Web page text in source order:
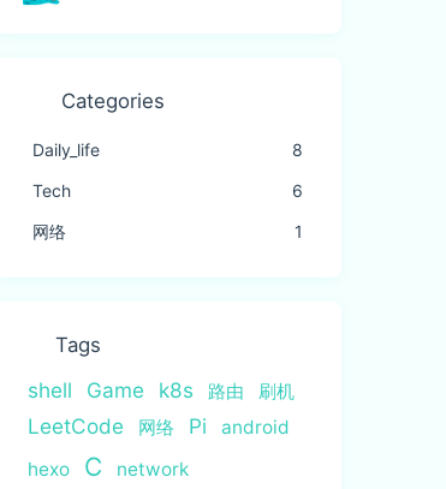
Categories
Daily_life
8
Tech
6
网络
1
Tags
shell Game k8s 路由 刷机
LeetCode 网络 Pi
android
hexo
C
network